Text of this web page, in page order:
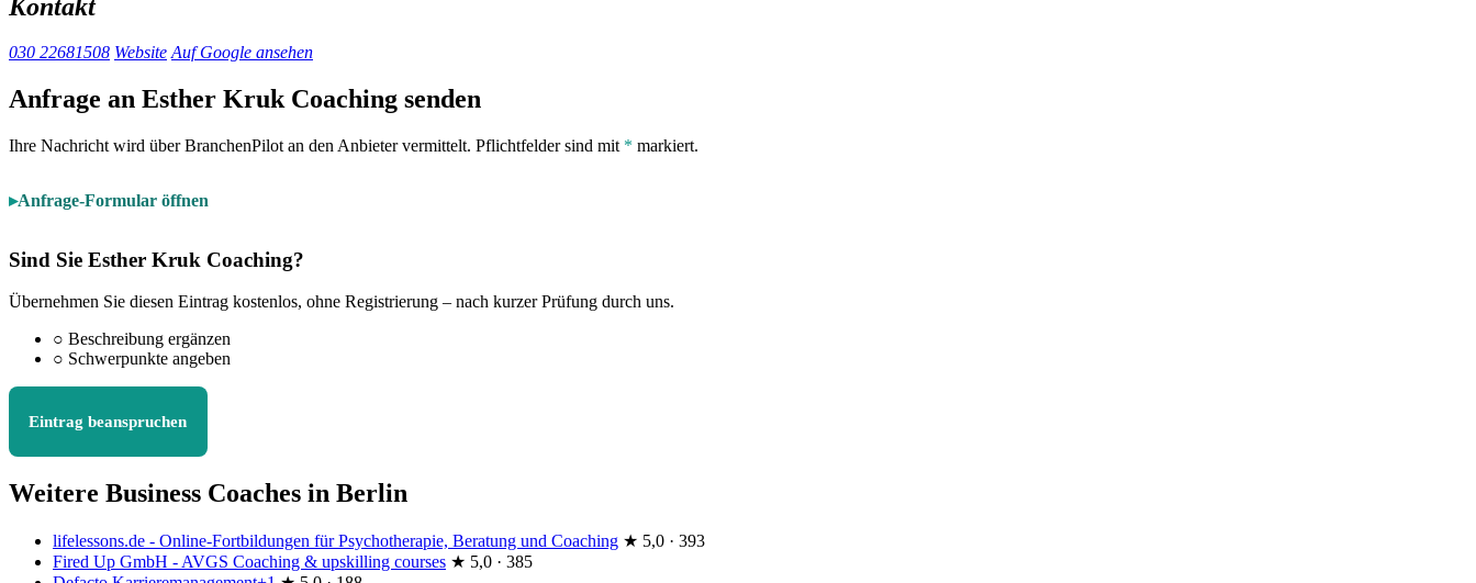
Kontakt
030 22681508 Website Auf Google ansehen
Anfrage an Esther Kruk Coaching senden
Ihre Nachricht wird über BranchenPilot an den Anbieter vermittelt. Pflichtfelder sind mit * markiert.
Anfrage-Formular öffnen
Sind Sie Esther Kruk Coaching?
Übernehmen Sie diesen Eintrag kostenlos, ohne Registrierung – nach kurzer Prüfung durch uns.
○ Beschreibung ergänzen
○ Schwerpunkte angeben
Eintrag beanspruchen
Weitere Business Coaches in Berlin
lifelessons.de - Online-Fortbildungen für Psychotherapie, Beratung und Coaching ★ 5,0 · 393
Fired Up GmbH - AVGS Coaching & upskilling courses ★ 5,0 · 385